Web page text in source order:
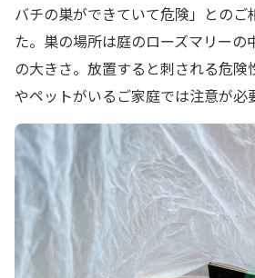
バチの巣ができていて危険」とのご
た。巣の場所は庭のローズマリーの
の大きさ。放置すると刺される危
やペットがいるご家庭では注意が必